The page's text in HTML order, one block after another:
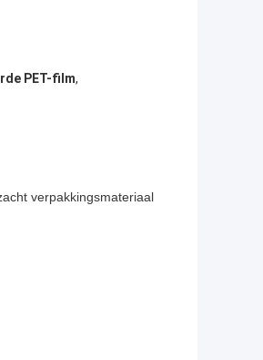
PET-film,
verpakkingsmateriaal